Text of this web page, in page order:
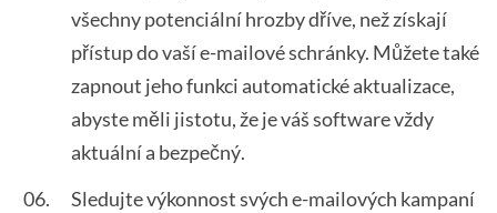
všechny potenciální hrozby dříve, než získají
přístup do vaší e-mailové schránky. Můžete také
zapnout jeho funkci automatické aktualizace,
abyste měli jistotu, že je váš software vždy
aktuální a bezpečný.
Sledujte výkonnost svých e-mailových kampaní